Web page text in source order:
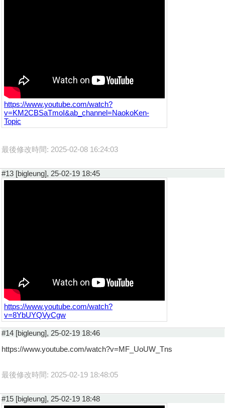
https://www.youtube.com/watch?
v=KM2CBSaTmoI&ab_channel=NaokoKen-
Topic
最後修改時間: 2025-02-08 16:24:03
#13 [bigleung], 25-02-19 18:45
https://www.youtube.com/watch?
v=8YbUYQVyCgw
#14 [bigleung], 25-02-19 18:46
https://www.youtube.com/watch?v=MF_UoUW_Tns
最後修改時間: 2025-02-19 18:48:05
#15 [bigleung], 25-02-19 18:48